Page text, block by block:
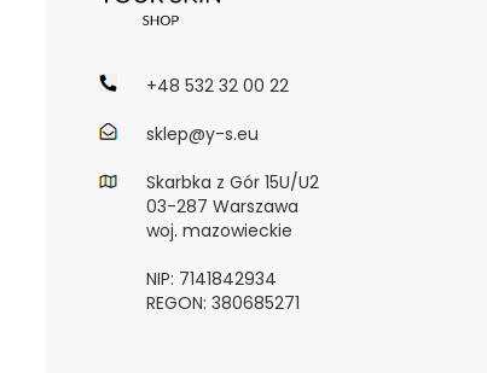
+48 532 32 00 22
sklep@y-s.eu
Skarbka z Gór 15U/U2
03-287 Warszawa
woj. mazowieckie
NIP: 7141842934
REGON: 380685271